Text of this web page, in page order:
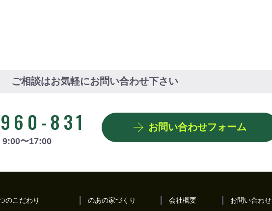
ご相談はお気軽にお問い合わせ下さい
831
〜17:00
お問い合わせフォーム
のこだわり のあの家づくり 会社概要 お問い合わせ